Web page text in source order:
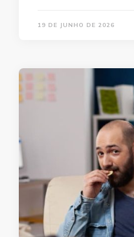
19 DE JUNHO DE 2026